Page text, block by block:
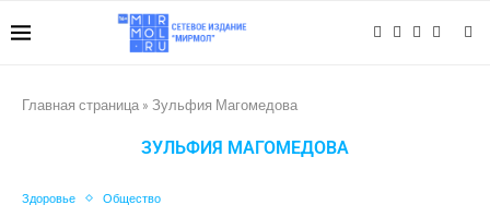
Главная страница » Зульфия Магомедова
ЗУЛЬФИЯ МАГОМЕДОВА
Здоровье Общество